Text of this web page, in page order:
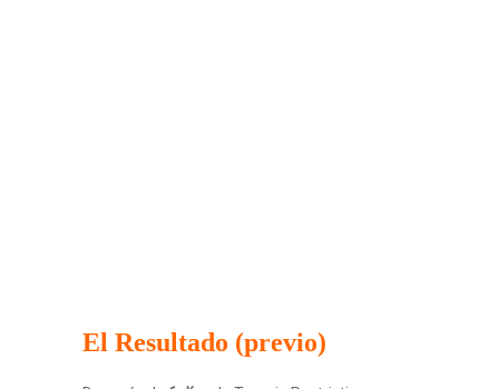
El Resultado (previo)